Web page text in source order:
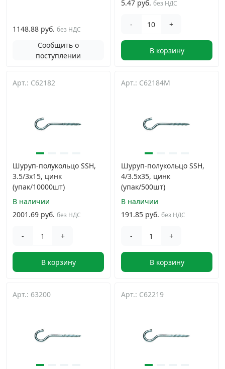
1148.88 руб. без НДС
Сообщить о
поступлении
5.47 руб. без НДС
- +
В корзину
Арт.: C62182
Шуруп-полукольцо SSH,
3.5/3х15, цинк
(упак/10000шт)
В наличии
2001.69 руб. без НДС
- +
В корзину
Арт.: C62184M
Шуруп-полукольцо SSH,
4/3.5х35, цинк
(упак/500шт)
В наличии
191.85 руб. без НДС
- +
В корзину
Арт.: 63200 Арт.: C62219